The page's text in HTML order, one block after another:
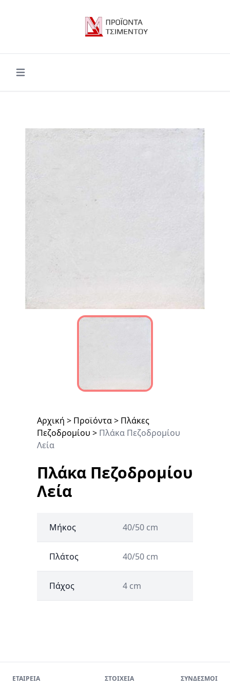
Open main menu
Αρχική > Προϊόντα> Πλάκες
Πεζοδρομίου > Πλάκα Πεζοδρομίου
Λεία
Πλάκα Πεζοδρομίου
Λεία
Μήκος 40/50 cm
Πλάτος 40/50 cm
Πάχος 4 cm
ΕΤΑΙΡΕΙΑ ΣΤΟΙΧΕΙΑ ΣΥΝΔΕΣΜΟΙ